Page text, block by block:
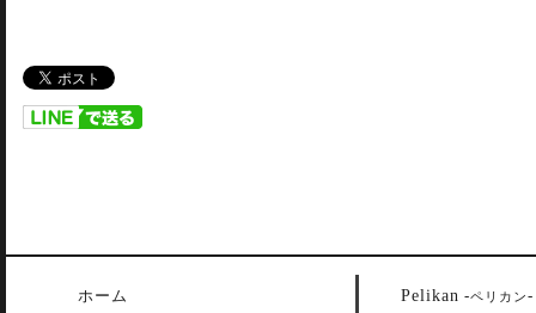
ホーム
Pelikan -ペリカン-